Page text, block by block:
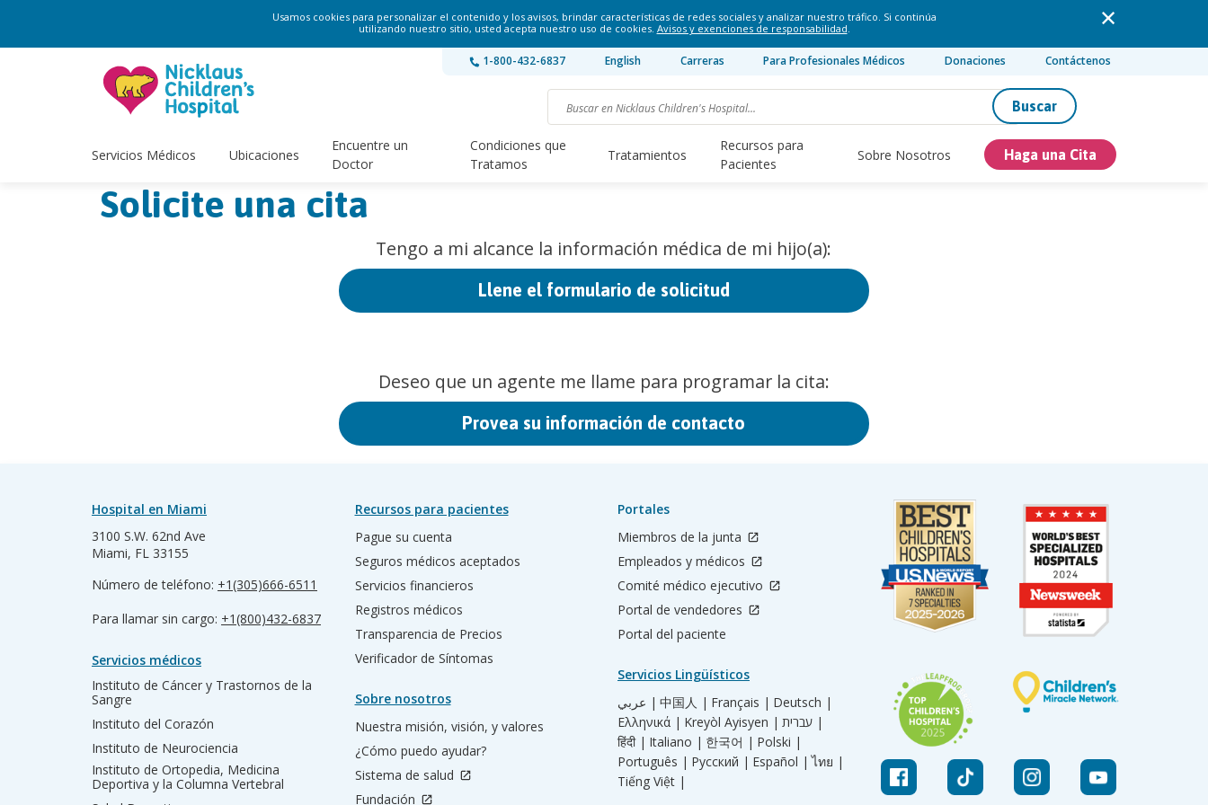
Usamos cookies para personalizar el contenido y los avisos, brindar características de redes sociales y analizar nuestro tráfico. Si continúa
utilizando nuestro sitio, usted acepta nuestro uso de cookies. Avisos y exenciones de responsabilidad.
1-800-432-6837 English Carreras Para Profesionales Médicos Donaciones Contáctenos
Buscar
Servicios Médicos Ubicaciones
Encuentre un
Doctor
Condiciones que
Tratamos
Tratamientos
Recursos para
Pacientes
Sobre Nosotros Haga una Cita
Solicite una cita
Tengo a mi alcance la información médica de mi hijo(a):
Llene el formulario de solicitud
Deseo que un agente me llame para programar la cita:
Provea su información de contacto
Hospital en Miami
3100 S.W. 62nd Ave
Miami, FL 33155
Número de teléfono: +1(305)666-6511
Para llamar sin cargo: +1(800)432-6837
Servicios médicos
Instituto de Cáncer y Trastornos de la
Sangre
Instituto del Corazón
Instituto de Neurociencia
Instituto de Ortopedia, Medicina
Deportiva y la Columna Vertebral
Recursos para pacientes
Pague su cuenta
Seguros médicos aceptados
Servicios financieros
Registros médicos
Transparencia de Precios
Verificador de Síntomas
Sobre nosotros
Nuestra misión, visión, y valores
¿Cómo puedo ayudar?
Sistema de salud
Fundación
Portales
Miembros de la junta
Empleados y médicos
Comité médico ejecutivo
Portal de vendedores
Portal del paciente
Servicios Lingüísticos
عربي | 中国人 | Français | Deutsch |
Ελληνικά | Kreyòl Ayisyen |
עברית |
हिंदी | Italiano | 한국어 | Polski |
Português | Русский | Español | ไทย |
Tiếng Việt |